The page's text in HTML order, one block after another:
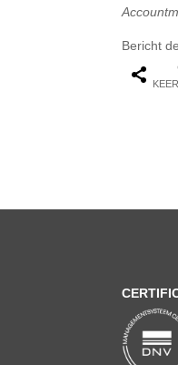
Bericht